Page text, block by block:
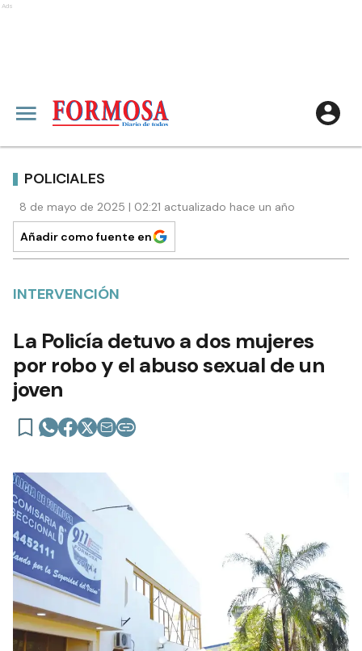
Ads
POLICIALES
8 de mayo de 2025 | 02:21 actualizado hace un año
Añadir como fuente en
INTERVENCIÓN
La Policía detuvo a dos mujeres
por robo y el abuso sexual de un
joven